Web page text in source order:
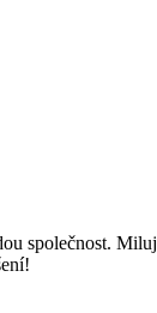
společnost.